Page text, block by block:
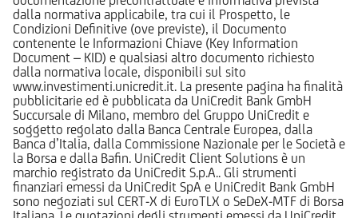
dalla normativa applicabile, tra cui il Prospetto, le
Condizioni Definitive (ove previste), il Documento
contenente le Informazioni Chiave (Key Information
Document – KID) e qualsiasi altro documento richiesto
dalla normativa locale, disponibili sul sito
www.investimenti.unicredit.it. La presente pagina ha finalità
pubblicitarie ed è pubblicata da UniCredit Bank GmbH
Succursale di Milano, membro del Gruppo UniCredit e
soggetto regolato dalla Banca Centrale Europea, dalla
Banca d’Italia, dalla Commissione Nazionale per le Società e
la Borsa e dalla Bafin. UniCredit Client Solutions è un
marchio registrato da UniCredit S.p.A.. Gli strumenti
finanziari emessi da UniCredit SpA e UniCredit Bank GmbH
sono negoziati sul CERT-X di EuroTLX o SeDeX-MTF di Borsa